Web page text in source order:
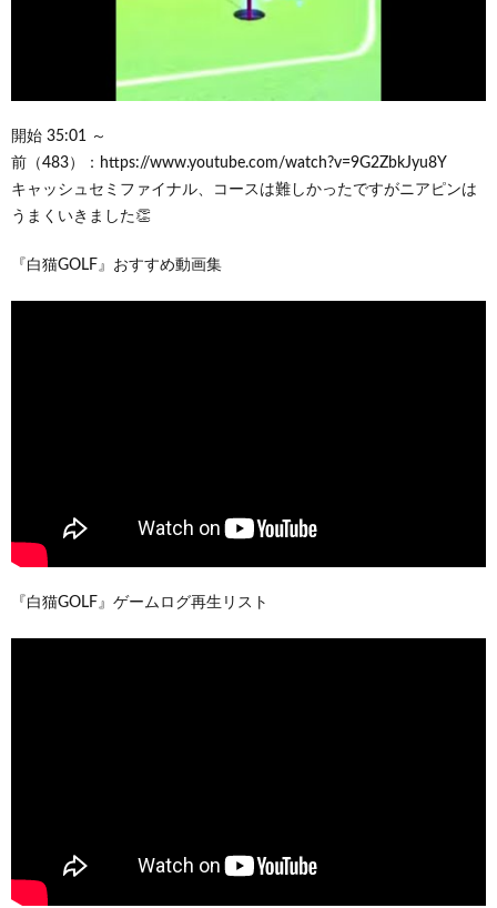
開始 35:01 ～
前（483）：https://www.youtube.com/watch?v=9G2ZbkJyu8Y
キャッシュセミファイナル、コースは難しかったですがニアピンは
うまくいきました👏
『白猫GOLF』おすすめ動画集
『白猫GOLF』ゲームログ再生リスト